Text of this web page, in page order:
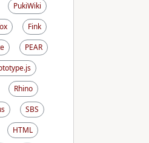
PukiWiki
Fink
PEAR
Rhino
SBS
HTML